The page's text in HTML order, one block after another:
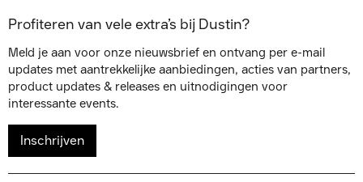
Profiteren van vele extra’s bij Dustin?
Meld je aan voor onze nieuwsbrief en ontvang per e-mail
updates met aantrekkelijke aanbiedingen, acties van partners,
product updates & releases en uitnodigingen voor
interessante events.
Inschrijven